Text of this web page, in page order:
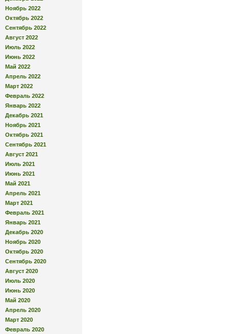
Ноябрь 2022
Октябрь 2022
Сентябрь 2022
Август 2022
Июль 2022
Июнь 2022
Май 2022
Апрель 2022
Март 2022
Февраль 2022
Январь 2022
Декабрь 2021
Ноябрь 2021
Октябрь 2021
Сентябрь 2021
Август 2021
Июль 2021
Июнь 2021
Май 2021
Апрель 2021
Март 2021
Февраль 2021
Январь 2021
Декабрь 2020
Ноябрь 2020
Октябрь 2020
Сентябрь 2020
Август 2020
Июль 2020
Июнь 2020
Май 2020
Апрель 2020
Март 2020
Февраль 2020